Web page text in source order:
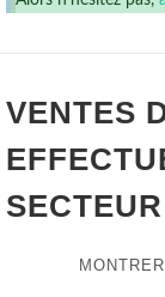
VENTES
SECTEUR
MONTRER